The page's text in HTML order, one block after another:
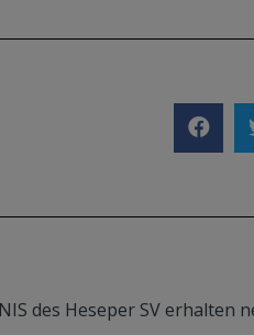
des Heseper SV erhalten